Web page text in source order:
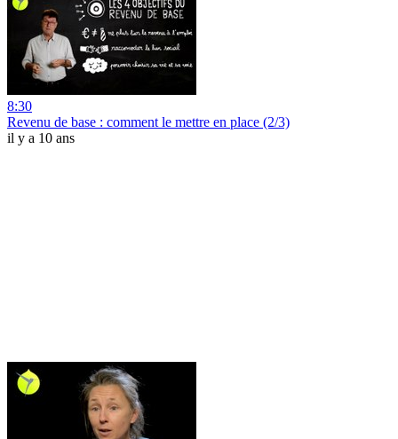
8:30
Revenu de base : comment le mettre en place (2/3)
il y a 10 ans